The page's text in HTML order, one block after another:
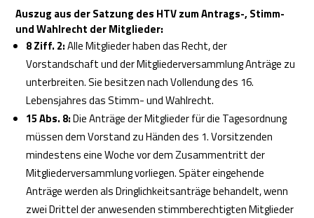
Auszug aus der Satzung des HTV zum Antrags-, Stimm-
und Wahlrecht der Mitglieder:
8 Ziff. 2:Alle Mitglieder haben das Recht, der
Vorstandschaft und der Mitgliederversammlung Anträge zu
unterbreiten. Sie besitzen nach Vollendung des 16.
Lebensjahres das Stimm- und Wahlrecht.
15 Abs. 8:Die Anträge der Mitglieder für die Tagesordnung
müssen dem Vorstand zu Händen des 1. Vorsitzenden
mindestens eine Woche vor dem Zusammentritt der
Mitgliederversammlung vorliegen. Später eingehende
Anträge werden als Dringlichkeitsanträge behandelt, wenn
zwei Drittel der anwesenden stimmberechtigten Mitglieder